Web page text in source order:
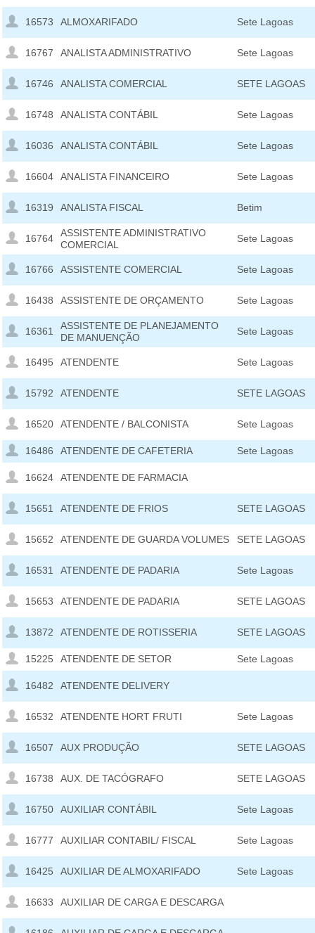
16573 ALMOXARIFADO Sete Lagoas
16767 ANALISTA ADMINISTRATIVO Sete Lagoas
16746 ANALISTA COMERCIAL SETE LAGOAS
16748 ANALISTA CONTÁBIL Sete Lagoas
16036 ANALISTA CONTÁBIL Sete Lagoas
16604 ANALISTA FINANCEIRO Sete Lagoas
16319 ANALISTA FISCAL Betim
16764
ASSISTENTE ADMINISTRATIVO
COMERCIAL
Sete Lagoas
16766 ASSISTENTE COMERCIAL Sete Lagoas
16438 ASSISTENTE DE ORÇAMENTO Sete Lagoas
16361
ASSISTENTE DE PLANEJAMENTO
DE MANUENÇÃO
Sete Lagoas
16495 ATENDENTE Sete Lagoas
15792 ATENDENTE SETE LAGOAS
16520 ATENDENTE / BALCONISTA Sete Lagoas
16486 ATENDENTE DE CAFETERIA Sete Lagoas
16624 ATENDENTE DE FARMACIA
15651 ATENDENTE DE FRIOS SETE LAGOAS
15652 ATENDENTE DE GUARDA VOLUMES SETE LAGOAS
16531 ATENDENTE DE PADARIA Sete Lagoas
15653 ATENDENTE DE PADARIA SETE LAGOAS
13872 ATENDENTE DE ROTISSERIA SETE LAGOAS
15225 ATENDENTE DE SETOR Sete Lagoas
16482 ATENDENTE DELIVERY
16532 ATENDENTE HORT FRUTI Sete Lagoas
16507 AUX PRODUÇÃO SETE LAGOAS
16738 AUX. DE TACÓGRAFO SETE LAGOAS
16750 AUXILIAR CONTÁBIL Sete Lagoas
16777 AUXILIAR CONTABIL/ FISCAL Sete Lagoas
16425 AUXILIAR DE ALMOXARIFADO Sete Lagoas
16633 AUXILIAR DE CARGA E DESCARGA